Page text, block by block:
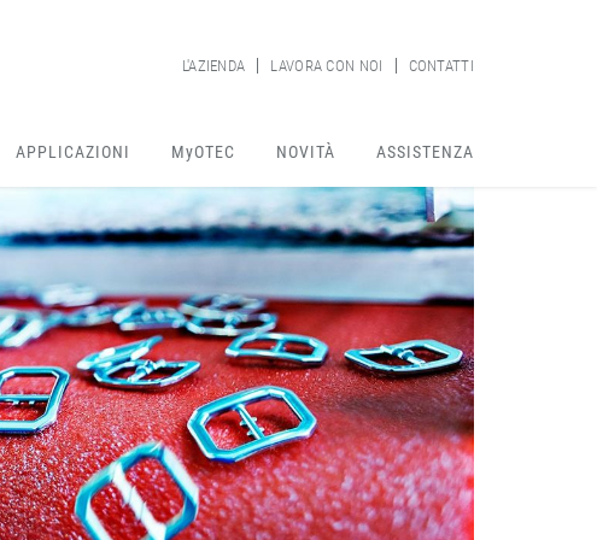
L'AZIENDA LAVORA CON NOI CONTATTI
APPLICAZIONI MyOTEC NOVITÀ ASSISTENZA